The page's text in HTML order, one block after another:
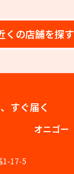
くの店舗を探す
すぐ届く
オニゴー
1-17-5